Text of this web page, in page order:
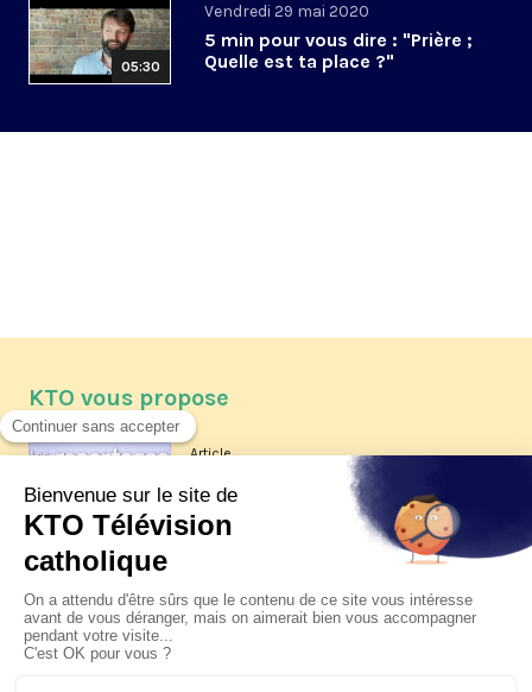
05:30
Vendredi 29 mai 2020
5 min pour vous dire : "Prière ;
Quelle est ta place ?"
KTO vous propose
Article
Les reportages d'été 2026 de KTO
La visite pastorale du pape Léon
XIV à Assise à suivre sur KTO le
jeudi 6 août